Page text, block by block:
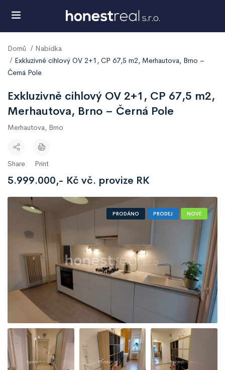
Domů
Nabídka
Exkluzivně cihlový OV 2+1, CP 67,5 m2, Merhautova, Brno –
Černá Pole
Exkluzivně cihlový OV 2+1, CP 67,5 m2,
Merhautova, Brno – Černá Pole
Merhautova, Brno
Share Print
5.999.000,- Kč vč. provize RK
PRODÁNO PRODEJ NOVÉ